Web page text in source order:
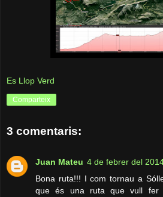
Es Llop Verd
Comparteix
3 comentaris:
Juan Mateu 4 de febrer del
Bona ruta!!! I com tornau a
que és una ruta que vull fer